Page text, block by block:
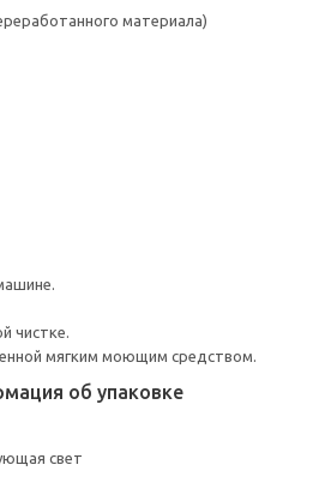
материала)
чистке.
мягким моющим средством.
об упаковке
свет